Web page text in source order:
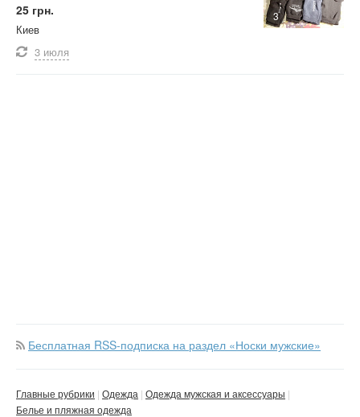
3
25 грн.
Киев
3 июля
Бесплатная RSS-подписка на раздел «Носки мужские»
Главные рубрики Одежда Одежда мужская и аксессуары
Белье и пляжная одежда